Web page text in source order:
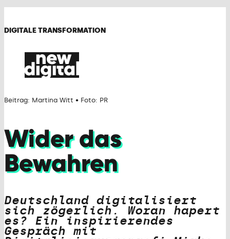
DIGITALE TRANSFORMATION
Beitrag: Martina Witt • Foto: PR
Wider das
Bewahren
Deutschland digitalisiert
sich zögerlich. Woran hapert
es? Ein inspirierendes
Gespräch mit